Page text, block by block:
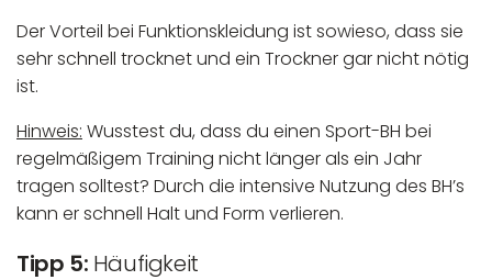
Der Vorteil bei Funktionskleidung ist sowieso, dass sie
sehr schnell trocknet und ein Trockner gar nicht nötig
ist.
Hinweis: Wusstest du, dass du einen Sport-BH bei
regelmäßigem Training nicht länger als ein Jahr
tragen solltest? Durch die intensive Nutzung des BH’s
kann er schnell Halt und Form verlieren.
Tipp 5: Häufigkeit